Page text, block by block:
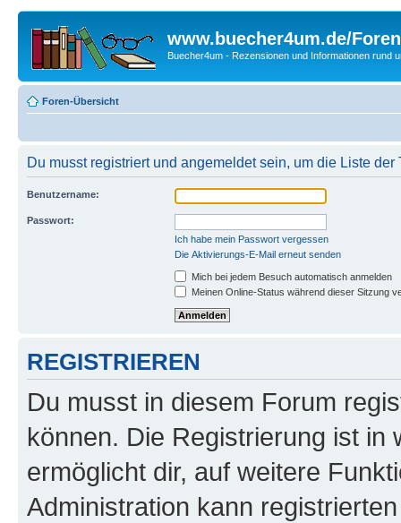
www.buecher4um.de/Foren
Buecher4um - Rezensionen und Informationen rund
Foren-Übersicht
Du musst registriert und angemeldet sein, um die Liste
Benutzername:
Passwort:
Ich habe mein Passwort vergessen
Die Aktivierungs-E-Mail erneut senden
Mich bei jedem Besuch automatisch anmelden
Meinen Online-Status während dieser Sitzung
REGISTRIEREN
Du musst in diesem Forum
können. Die Registrierung ist in
ermöglicht dir, auf weitere
Administration kann